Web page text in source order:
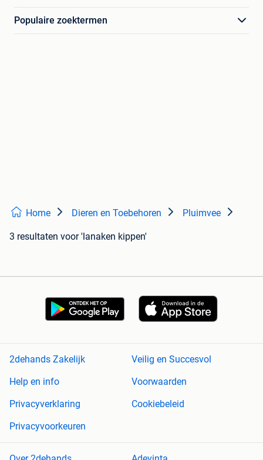
Populaire zoektermen
Home Dieren en Toebehoren Pluimvee
3 resultaten voor 'lanaken kippen'
2dehands Zakelijk
Veilig en Succesvol
Help en info
Voorwaarden
Privacyverklaring
Cookiebeleid
Privacyvoorkeuren